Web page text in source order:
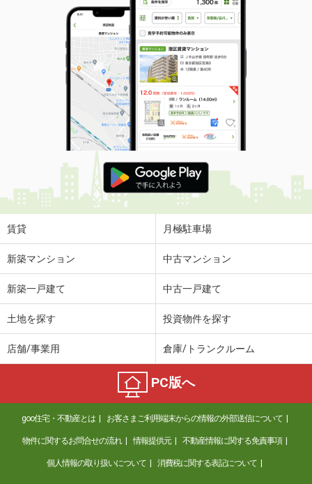
賃貸 月極駐車場
新築マンション 中古マンション
新築一戸建て 中古一戸建て
土地を探す 投資物件を探す
店舗/事業用 倉庫/トランクルーム
PC版へ
goo住宅・不動産とは お客さまご利用端末からの情報の外部送信について
物件に関するお問合せの流れ 情報提供元 不動産情報に関する免責事項
個人情報の取り扱いについて 消費税に関する表記について